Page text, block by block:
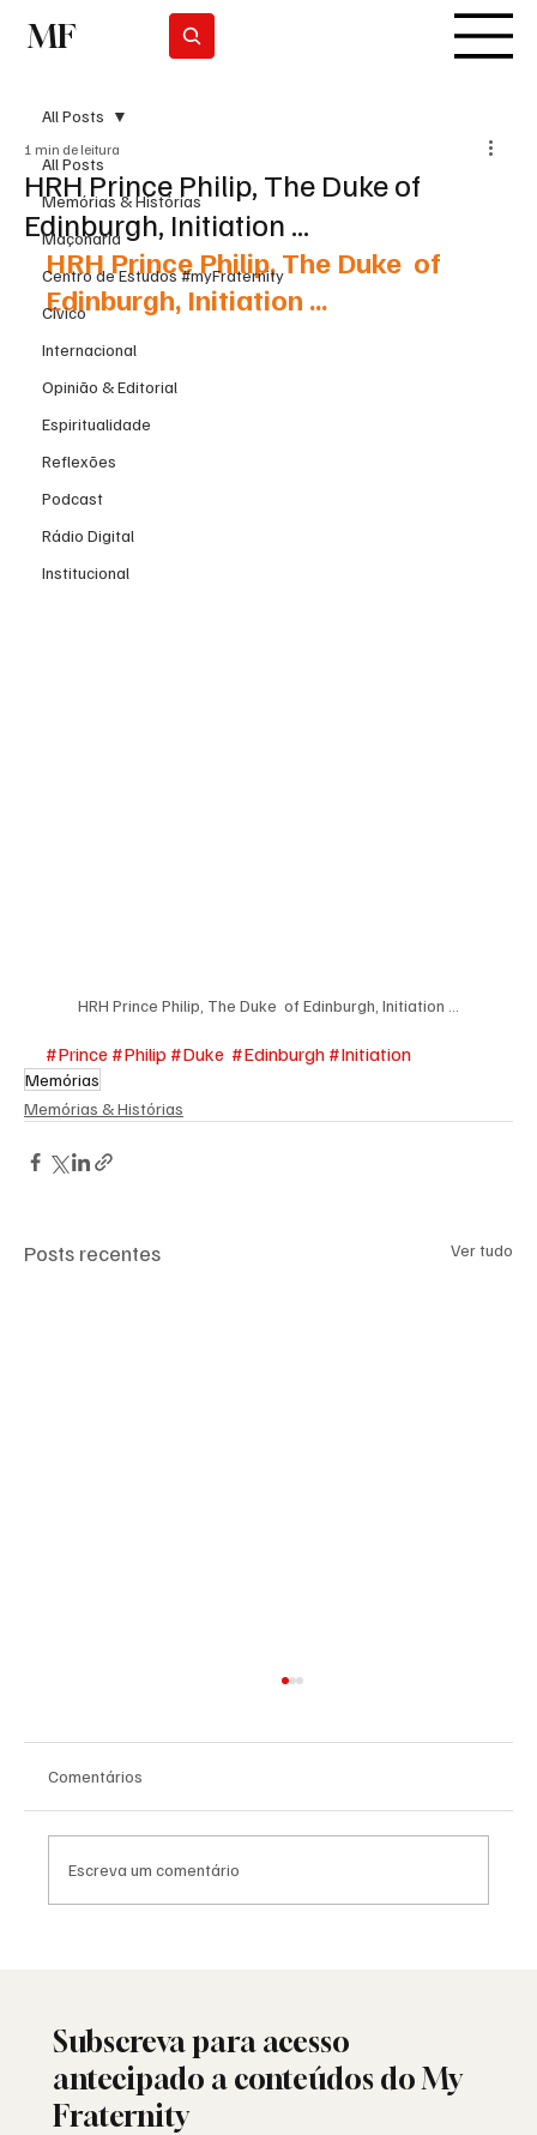
MF
All Posts
Memórias & Histórias
Maçonaria
Centro de Estudos #myFraternity
Cívico
Internacional
Opinião & Editorial
Espiritualidade
Reflexões
Podcast
Rádio Digital
Institucional
All Posts
HRH Prince Philip, The Duke of
Edinburgh, Initiation ...
1 min de leitura
HRH Prince Philip, The Duke  of
Edinburgh, Initiation ...
HRH Prince Philip, The Duke  of Edinburgh, Initiation ...
#Prince #Philip #Duke #Edinburgh #Initiation
Memórias
Memórias & Histórias
Posts recentes Ver tudo
Comentários
Escreva um comentário
Subscreva para acesso
antecipado a conteúdos do My
Fraternity